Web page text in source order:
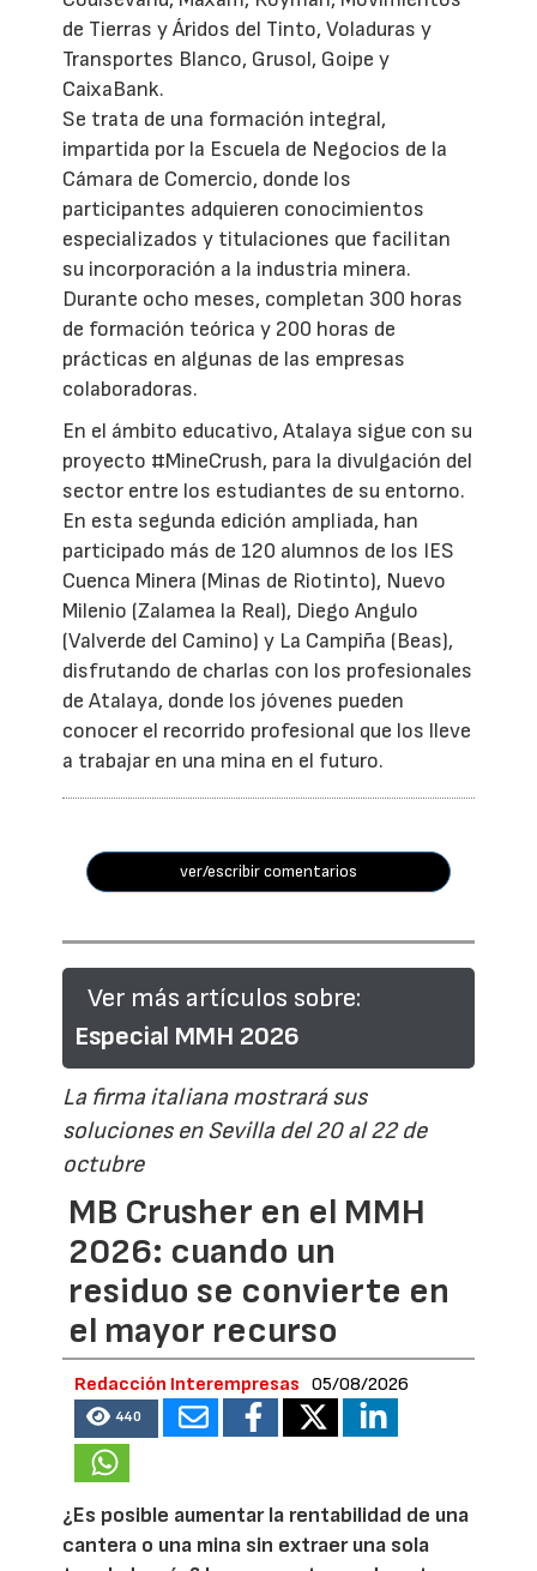
de Tierras y Áridos del Tinto, Voladuras y
Transportes Blanco, Grusol, Goipe y
CaixaBank.
Se trata de una formación integral,
impartida por la Escuela de Negocios de la
Cámara de Comercio, donde los
participantes adquieren conocimientos
especializados y titulaciones que facilitan
su incorporación a la industria minera.
Durante ocho meses, completan 300 horas
de formación teórica y 200 horas de
prácticas en algunas de las empresas
colaboradoras.
En el ámbito educativo, Atalaya sigue con su
proyecto #MineCrush, para la divulgación del
sector entre los estudiantes de su entorno.
En esta segunda edición ampliada, han
participado más de 120 alumnos de los IES
Cuenca Minera (Minas de Riotinto), Nuevo
Milenio (Zalamea la Real), Diego Angulo
(Valverde del Camino) y La Campiña (Beas),
disfrutando de charlas con los profesionales
de Atalaya, donde los jóvenes pueden
conocer el recorrido profesional que los lleve
a trabajar en una mina en el futuro.
ver/escribir comentarios
Ver más artículos sobre:
Especial MMH 2026
La firma italiana mostrará sus
soluciones en Sevilla del 20 al 22 de
octubre
MB Crusher en el MMH
2026: cuando un
residuo se convierte en
el mayor recurso
Redacción Interempresas 05/08/2026
440
¿Es posible aumentar la rentabilidad de una
cantera o una mina sin extraer una sola